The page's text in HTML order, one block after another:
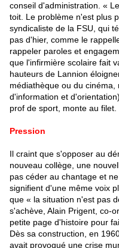
conseil d'administration. «
toit. Le problème n'est plus
syndicaliste de la FSU, qui
pas d'hier, comme le
rappeler paroles et
que l'infirmière scolaire fait
hauteurs de Lannion
médiathèque ou du
d'information et
prof de sport, monte au filet.
Pression
Il craint que s'opposer au
nouveau collège, une
pas céder au chantage et
signifient d'une même voix
que « la situation n'est pas
s'achève, Alain Prigent, co-
petite page d'histoire pour
Dès sa construction, en
avait provoqué une crise